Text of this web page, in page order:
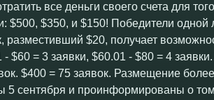
все деньги своего счета для
$500, $350, и $150! Победители одной
разместивший $20, получает
- $60 = 3 заявки, $60.01 - $80 = 4
$400 = 75 заявок. Размещение
5 сентября и проинформированы о